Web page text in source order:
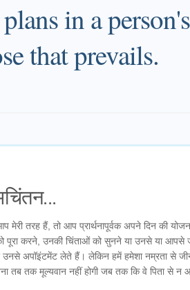
in a
that prevails.
मेरी तरह हैं, तो आप प्रार्थनापूर्वक अपने दिन की
पूरा करने, उनकी चिंताओं को सुनने या उनसे या आपसे
उनसे अपॉइंटमेंट लेते हैं। लेकिन हमें हमेशा नम्रता से
तब तक मूल्यवान नहीं होगी जब तक कि वे पिता से न